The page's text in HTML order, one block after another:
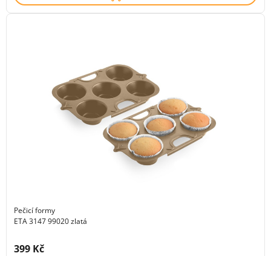
Pečicí formy
ETA 3147 99020 zlatá
Cena s DPH:
399 Kč